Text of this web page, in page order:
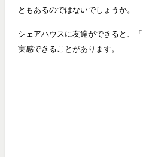
ともあるのではないでしょうか。
シェアハウスに友達ができると、
実感できることがあります。